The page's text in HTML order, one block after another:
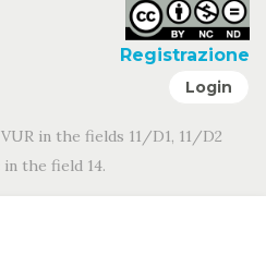
Registrazione
Login
in the fields 11/D1, 11/D2
the field 14.